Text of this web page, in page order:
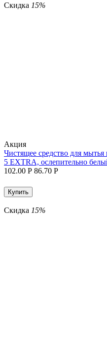
Скидка 15%
Aкция
Чистящее средство для
5 EXTRA, ослепительно
102.00 Р 86.70 Р
Купить
Скидка 15%